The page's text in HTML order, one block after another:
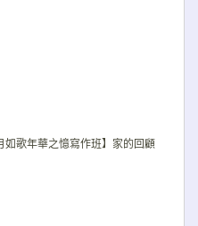
如歌年華之憶寫作班】家的回顧